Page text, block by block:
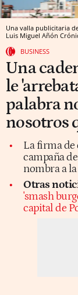
Una valla publicitaria
Luis Miguel Añón
BUSINESS
Una
le
palabra
nosotros
La firma de
campaña
nombra a
Otras
'smash
capital de